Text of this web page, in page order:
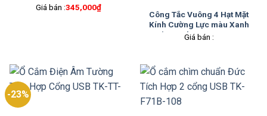
Giá bán :345,000₫
Công Tắc Vuông 4 Hạt Mặt
Kính Cường Lực màu Xanh
Mint Tenko TK-F71D-04
Giá bán :
-23%